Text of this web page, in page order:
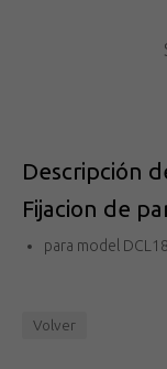
Descripción
Fijacion de
para model
Volver